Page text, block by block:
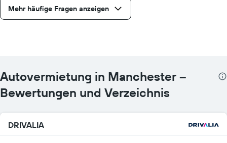
Mehr häufige Fragen anzeigen
Autovermietung in Manchester –
Bewertungen und Verzeichnis
DRIVALIA